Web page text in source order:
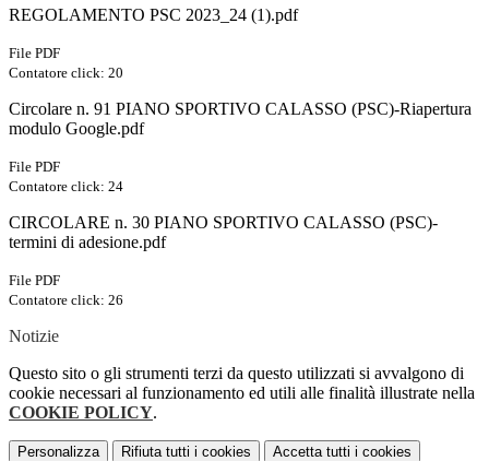
REGOLAMENTO PSC 2023_24 (1).pdf
File PDF
Contatore click: 20
Circolare n. 91 PIANO SPORTIVO CALASSO (PSC)-Riapertura
modulo Google.pdf
File PDF
Contatore click: 24
CIRCOLARE n. 30 PIANO SPORTIVO CALASSO (PSC)-
termini di adesione.pdf
File PDF
Contatore click: 26
Notizie
Questo sito o gli strumenti terzi da questo utilizzati si avvalgono di
cookie necessari al funzionamento ed utili alle finalità illustrate nella
COOKIE POLICY.
Personalizza Rifiuta tutti i cookies Accetta tutti i cookies